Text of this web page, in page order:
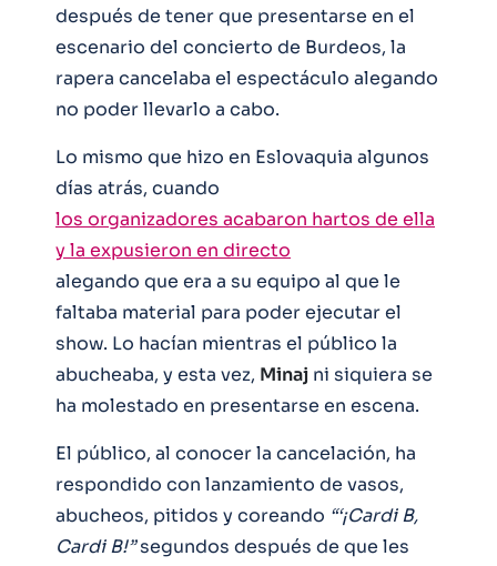
después de tener que presentarse en el
escenario del concierto de Burdeos, la
rapera cancelaba el espectáculo alegando
no poder llevarlo a cabo.
Lo mismo que hizo en Eslovaquia algunos
días atrás, cuando
los organizadores acabaron hartos de ella
y la expusieron en directo
alegando que era a su equipo al que le
faltaba material para poder ejecutar el
show. Lo hacían mientras el público la
abucheaba, y esta vez, Minaj ni siquiera se
ha molestado en presentarse en escena.
El público, al conocer la cancelación, ha
respondido con lanzamiento de vasos,
abucheos, pitidos y coreando “‘¡Cardi B,
Cardi B!”segundos después de que les